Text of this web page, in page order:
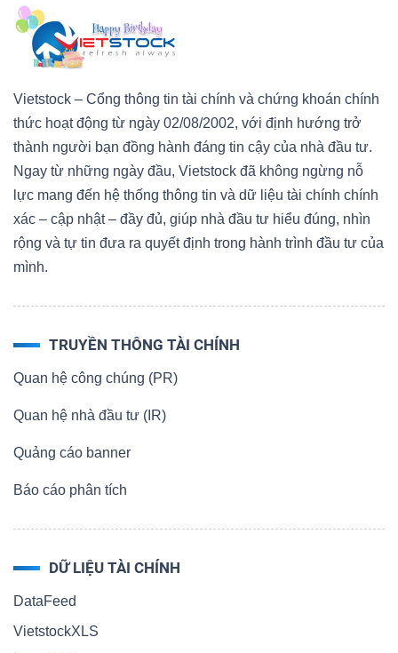
Vietstock – Cổng thông tin tài chính và chứng khoán chính
thức hoạt động từ ngày 02/08/2002, với định hướng trở
thành người bạn đồng hành đáng tin cậy của nhà đầu tư.
Ngay từ những ngày đầu, Vietstock đã không ngừng nỗ
lực mang đến hệ thống thông tin và dữ liệu tài chính chính
xác – cập nhật – đầy đủ, giúp nhà đầu tư hiểu đúng, nhìn
rộng và tự tin đưa ra quyết định trong hành trình đầu tư của
mình.
TRUYỀN THÔNG TÀI CHÍNH
Quan hệ công chúng (PR)
Quan hệ nhà đầu tư (IR)
Quảng cáo banner
Báo cáo phân tích
DỮ LIỆU TÀI CHÍNH
DataFeed
VietstockXLS